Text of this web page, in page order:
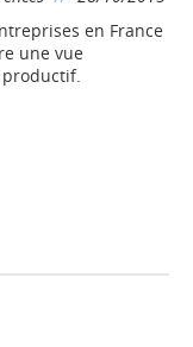
en France
une vue